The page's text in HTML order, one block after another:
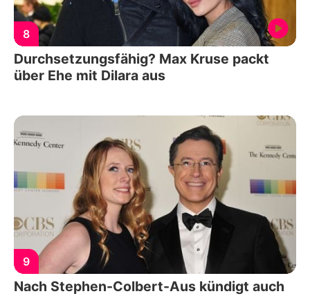
8
Durchsetzungsfähig? Max Kruse packt
über Ehe mit Dilara aus
9
Nach Stephen-Colbert-Aus kündigt auch